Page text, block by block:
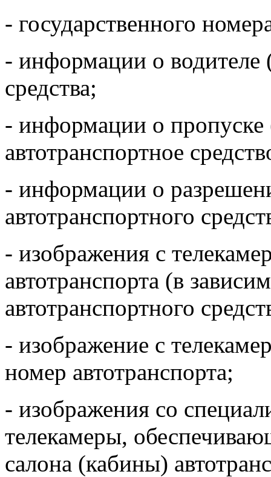
- государственного
- информации о водителе
средства;
- информации о пропуске
автотранспортное
- информации о
автотранспортного
- изображения с
автотранспорта (в
автотранспортного
- изображение с
номер автотранспорта;
- изображения со
телекамеры,
салона (кабины)